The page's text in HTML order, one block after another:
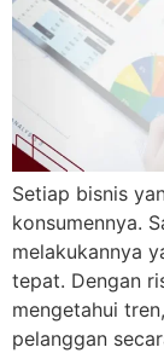
Setiap bisnis
konsumennya.
melakukannya
tepat. Dengan
mengetahui
pelanggan